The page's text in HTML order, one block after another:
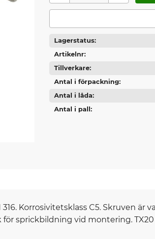
Lagerstatus
Artikelnr
Tillverkare
Antal i förpackning
Antal i låda
Antal i pall
Korrosivitetsklass C5. Skruven
sprickbildning vid montering.